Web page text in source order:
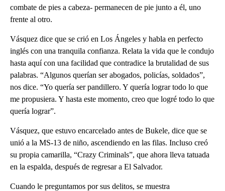
combate de pies a cabeza- permanecen de pie junto a él, uno
frente al otro.
Vásquez dice que se crió en Los Ángeles y habla en perfecto
inglés con una tranquila confianza. Relata la vida que le condujo
hasta aquí con una facilidad que contradice la brutalidad de sus
palabras. “Algunos querían ser abogados, policías, soldados”,
nos dice. “Yo quería ser pandillero. Y quería lograr todo lo que
me propusiera. Y hasta este momento, creo que logré todo lo que
quería lograr”.
Vásquez, que estuvo encarcelado antes de Bukele, dice que se
unió a la MS-13 de niño, ascendiendo en las filas. Incluso creó
su propia camarilla, “Crazy Criminals”, que ahora lleva tatuada
en la espalda, después de regresar a El Salvador.
Cuando le preguntamos por sus delitos, se muestra